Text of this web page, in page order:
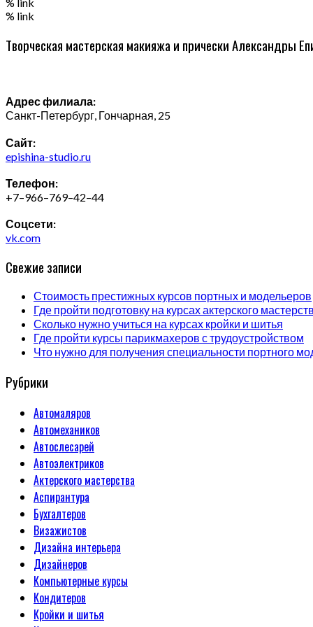
% link
% link
Творческая мастерская макияжа и прически Александры
Адрес филиала:
Санкт-Петербург, Гончарная, 25
Сайт:
epishina-studio.ru
Телефон:
+7–966–769–42–44
Соцсети:
vk.com
Свежие записи
Стоимость престижных курсов портных и модельеров
Где пройти подготовку на курсах актерского
Сколько нужно учиться на курсах кройки и шитья
Где пройти курсы парикмахеров с трудоустройством
Что нужно для получения специальности портного
Рубрики
Автомаляров
Автомехаников
Автослесарей
Автоэлектриков
Актерского мастерства
Аспирантура
Бухгалтеров
Визажистов
Дизайна интерьера
Дизайнеров
Компьютерные курсы
Кондитеров
Кройки и шитья